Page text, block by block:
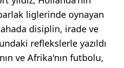
liglerinde oynayan
disiplin, irade ve
reflekslerle yazıldı
ve Afrika'nın futbolu,